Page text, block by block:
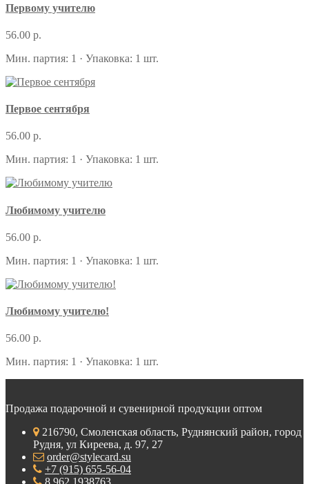
Первому учителю
56.00 р.
Мин. партия: 1 · Упаковка: 1 шт.
Первое сентября
56.00 р.
Мин. партия: 1 · Упаковка: 1 шт.
Любимому учителю
56.00 р.
Мин. партия: 1 · Упаковка: 1 шт.
Любимому учителю!
56.00 р.
Мин. партия: 1 · Упаковка: 1 шт.
Продажа подарочной и сувенирной продукции оптом
216790, Смоленская область, Руднянский район, город
Рудня, ул Киреева, д. 97, 27
order@stylecard.su
+7 (915) 655-56-04